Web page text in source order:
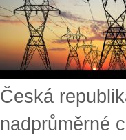
Česká
nadprůměrné